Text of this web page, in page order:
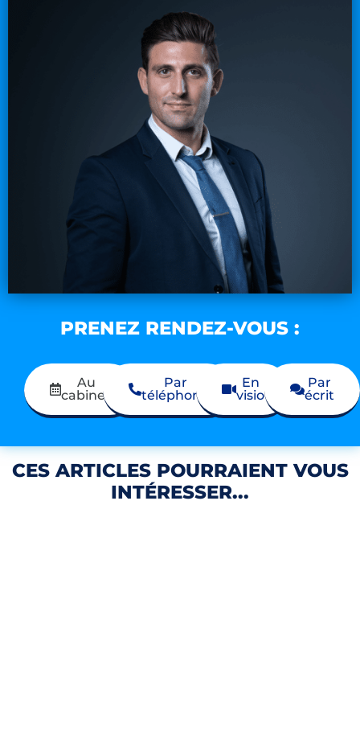
PRENEZ RENDEZ-VOUS :
Au
cabinet
Par
téléphone
En
visio
Par
écrit
CES ARTICLES POURRAIENT VOUS
INTÉRESSER...